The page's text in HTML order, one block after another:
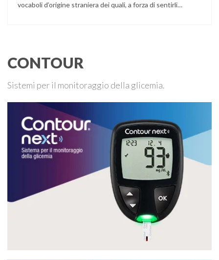
vocaboli d’origine straniera dei quali, a forza di sentirli
CONTOUR
Sistemi per il monitoraggio della glicemia.